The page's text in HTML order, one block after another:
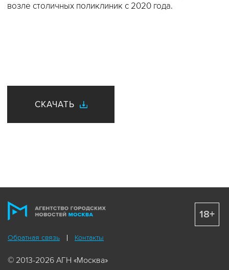
возле столичных поликлиник с 2020 года.
СКАЧАТЬ
Обратная связь Контакты
© 2013-2026 АГН «Москва»
18+